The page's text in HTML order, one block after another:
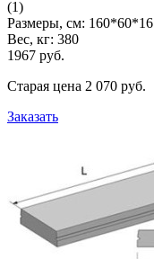
(1)
Размеры, см: 160*60*16
Вес, кг: 380
1967 pуб.
Старая цена 2 070 pуб.
Заказать